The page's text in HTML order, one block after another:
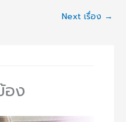
Next เรื่อง →
อง